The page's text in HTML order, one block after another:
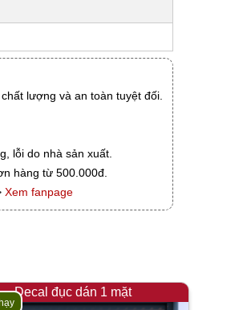
lượng và an toàn tuyệt đối.
lỗi do nhà sản xuất.
hàng từ 500.000đ.
Xem fanpage
Decal đục dán 1 mặt